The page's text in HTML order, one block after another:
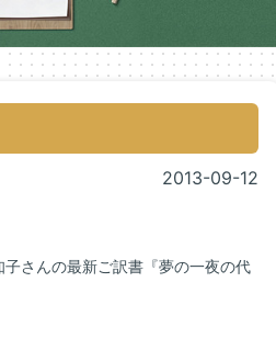
2013-09-12
さんの最新ご訳書『夢の一夜の代